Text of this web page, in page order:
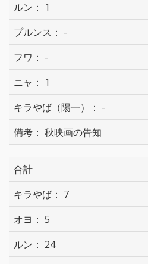
1
-
-
1
-
秋映画の告知
合計
7
5
24